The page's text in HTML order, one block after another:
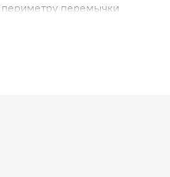
периметру перемычки
и исключает разрыв стойки
Гранта и Калина 2
втулок;